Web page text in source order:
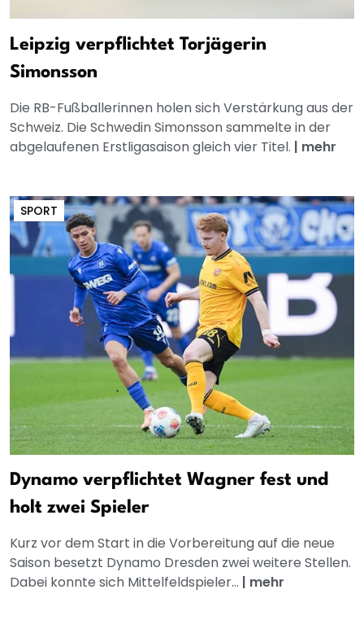
Leipzig verpflichtet Torjägerin
Simonsson
Die RB-Fußballerinnen holen sich Verstärkung aus der
Schweiz. Die Schwedin Simonsson sammelte in der
abgelaufenen Erstligasaison gleich vier Titel. | mehr
SPORT
Dynamo verpflichtet Wagner fest und
holt zwei Spieler
Kurz vor dem Start in die Vorbereitung auf die neue
Saison besetzt Dynamo Dresden zwei weitere Stellen.
Dabei konnte sich Mittelfeldspieler... | mehr